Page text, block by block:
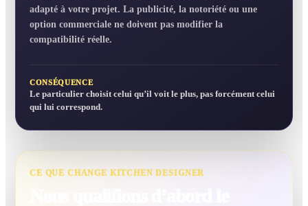
adapté à votre projet. La publicité, la notoriété ou une
option commerciale ne doivent pas modifier la
compatibilité réelle.
CONSÉQUENCE
Le particulier choisit celui qu’il voit le plus, pas forcément celui
qui lui correspond.
CE QUE CHANGE KITCHEN DESIGNER